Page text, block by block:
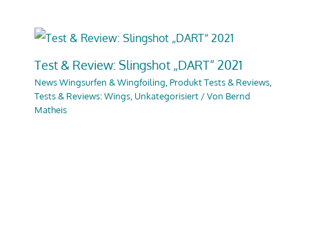
Test & Review: Slingshot „DART“ 2021
News Wingsurfen & Wingfoiling, Produkt Tests & Reviews,
Tests & Reviews: Wings, Unkategorisiert/ Von Bernd
Matheis